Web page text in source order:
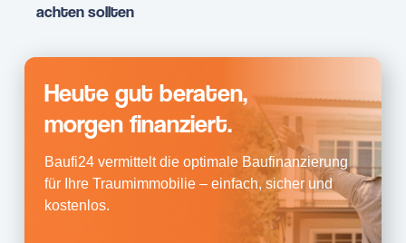
achten sollten
Heute gut beraten,
morgen finanziert.
Baufi24 vermittelt die optimale Baufinanzierung
für Ihre Traumimmobilie – einfach, sicher und
kostenlos.